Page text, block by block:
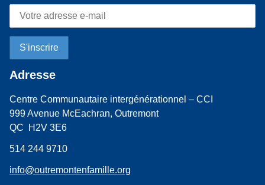
Adresse
Centre Communautaire intergénérationnel – CCI
999 Avenue McEachran, Outremont
QC H2V 3E6
514 244 9710
info@outremontenfamille.org